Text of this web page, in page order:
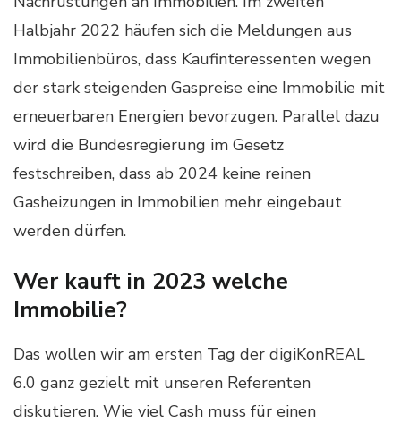
Halbjahr 2022 häufen sich die Meldungen aus
Immobilienbüros, dass Kaufinteressenten wegen
der stark steigenden Gaspreise eine Immobilie mit
erneuerbaren Energien bevorzugen. Parallel dazu
wird die Bundesregierung im Gesetz
festschreiben, dass ab 2024 keine reinen
Gasheizungen in Immobilien mehr eingebaut
werden dürfen.
Wer kauft in 2023 welche
Immobilie?
Das wollen wir am ersten Tag der digiKonREAL
6.0 ganz gezielt mit unseren Referenten
diskutieren. Wie viel Cash muss für einen